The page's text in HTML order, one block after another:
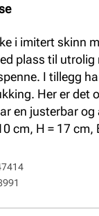
i imitert skinn
plass til utrolig
I tillegg
Her er det
en justerbar
cm, H = 17 cm,